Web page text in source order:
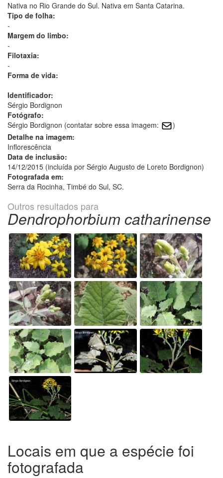
Nativa no Rio Grande do Sul. Nativa em Santa Catarina.
Tipo de folha:
-
Margem do limbo:
-
Filotaxia:
-
Forma de vida:
Identificador:
Sérgio Bordignon
Fotógrafo:
Sérgio Bordignon (contatar sobre essa imagem:
)
Detalhe na imagem:
Inflorescência
Data de inclusão:
14/12/2015 (incluída por Sérgio Augusto de Loreto Bordignon)
Fotografada em:
Serra da Rocinha, Timbé do Sul, SC.
Outros resultados para
Dendrophorbium catharinense
Locais em que a espécie foi
fotografada